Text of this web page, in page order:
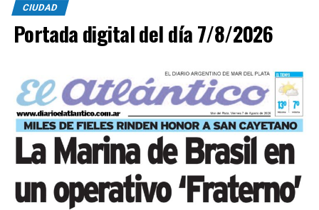
CIUDAD
Portada digital del día 7/8/2026